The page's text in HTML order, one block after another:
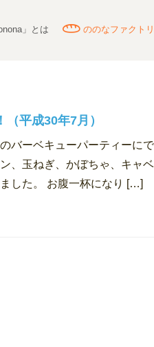
」とは ののなファクト
平成30年7月）
バーベキューパーティーに
、玉ねぎ、かぼちゃ、キャ
した。 お腹一杯になり […]